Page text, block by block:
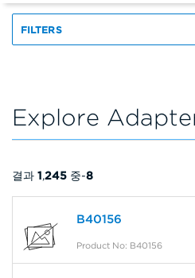
FILTERS
Explore
결과 1,245 중-8
B40156
Product No: B40156